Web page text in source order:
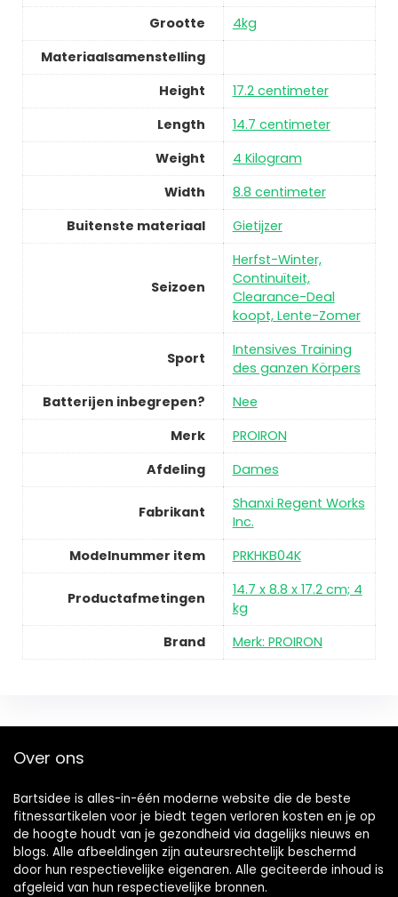
Grootte
4kg
Materiaalsamenstelling
Height
17.2 centimeter
Length
14.7 centimeter
Weight
4 Kilogram
Width
8.8 centimeter
Buitenste materiaal
Gietijzer
Seizoen
Herfst-Winter,
Continuïteit,
Clearance-Deal
koopt, Lente-Zomer
Sport
Intensives Training
des ganzen Körpers
Batterijen inbegrepen?
Nee
Merk
PROIRON
Afdeling
Dames
Fabrikant
Shanxi Regent Works
Inc.
Modelnummer item
PRKHKB04K
Productafmetingen
14.7 x 8.8 x 17.2 cm; 4
kg
Brand
Merk: PROIRON
Over ons
Bartsidee is alles-in-één moderne website die de beste
fitnessartikelen voor je biedt tegen verloren kosten en je op
de hoogte houdt van je gezondheid via dagelijks nieuws en
blogs. Alle afbeeldingen zijn auteursrechtelijk beschermd
door hun respectievelijke eigenaren. Alle geciteerde inhoud is
afgeleid van hun respectievelijke bronnen.